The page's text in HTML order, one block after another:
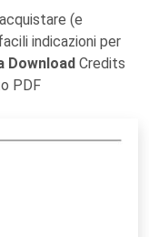
(e
indicazioni per
Download Credits
PDF